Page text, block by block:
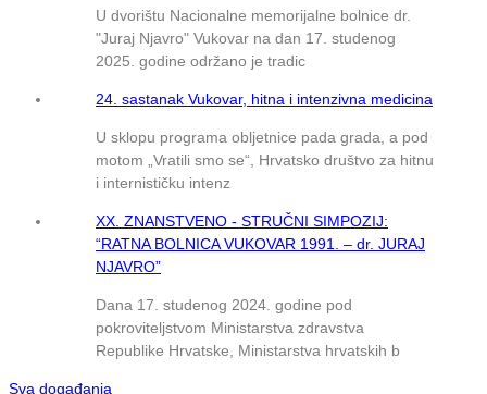
U dvorištu Nacionalne memorijalne bolnice dr.
"Juraj Njavro" Vukovar na dan 17. studenog
2025. godine održano je tradic
24. sastanak Vukovar, hitna i intenzivna medicina
U sklopu programa obljetnice pada grada, a pod
motom „Vratili smo se“, Hrvatsko društvo za hitnu
i internističku intenz
XX. ZNANSTVENO ‑ STRUČNI SIMPOZIJ:
“RATNA BOLNICA VUKOVAR 1991. – dr. JURAJ
NJAVRO”
Dana 17. studenog 2024. godine pod
pokroviteljstvom Ministarstva zdravstva
Republike Hrvatske, Ministarstva hrvatskih b
Sva događanja